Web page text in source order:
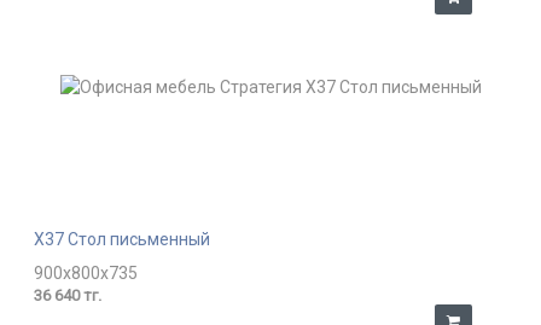
X37 Стол письменный
900x800x735
36 640 тг.